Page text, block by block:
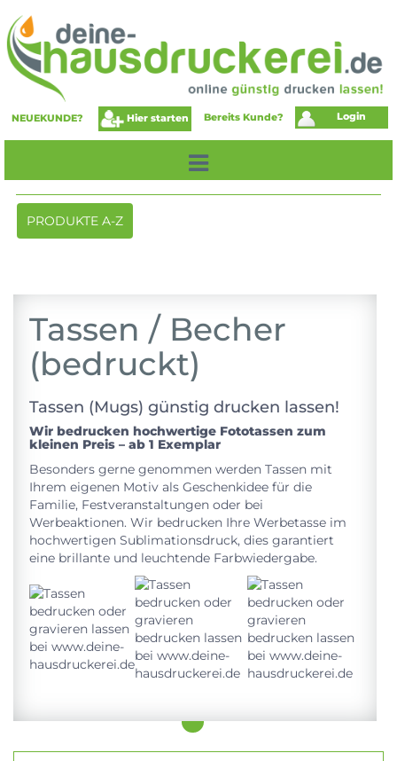
NEUEKUNDE? Hier starten Bereits Kunde? Login
Toggle
navigation
PRODUKTE A-Z
Tassen / Becher
(bedruckt)
Tassen (Mugs) günstig drucken lassen!
Wir bedrucken hochwertige Fototassen zum
kleinen Preis – ab 1 Exemplar
Besonders gerne genommen werden Tassen mit
Ihrem eigenen Motiv als Geschenkidee für die
Familie, Festveranstaltungen oder bei
Werbeaktionen. Wir bedrucken Ihre Werbetasse im
hochwertigen Sublimationsdruck, dies garantiert
eine brillante und leuchtende Farbwiedergabe.